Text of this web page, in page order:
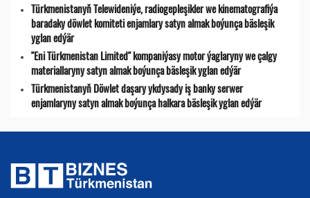
Türkmenistanyň Telewideniýe, radio­gepleşikler we kinematografiýa
baradaky döwlet komiteti enjamlary satyn almak boýunça bäsleşik
yglan edýär
"Eni Türkmenistan Limited" kompaniýasy motor ýaglaryny we çalgy
materiallaryny satyn almak boýunça bäsleşik yglan edýär
Türkmenistanyň Döwlet daşary ykdysady iş banky serwer
enjamlaryny satyn almak boýunça halkara bäsleşik yglan edýär